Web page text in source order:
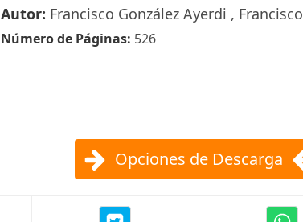
Autor: Francisco González Ayerdi ,
Número de Páginas: 526
Opciones de Descarga